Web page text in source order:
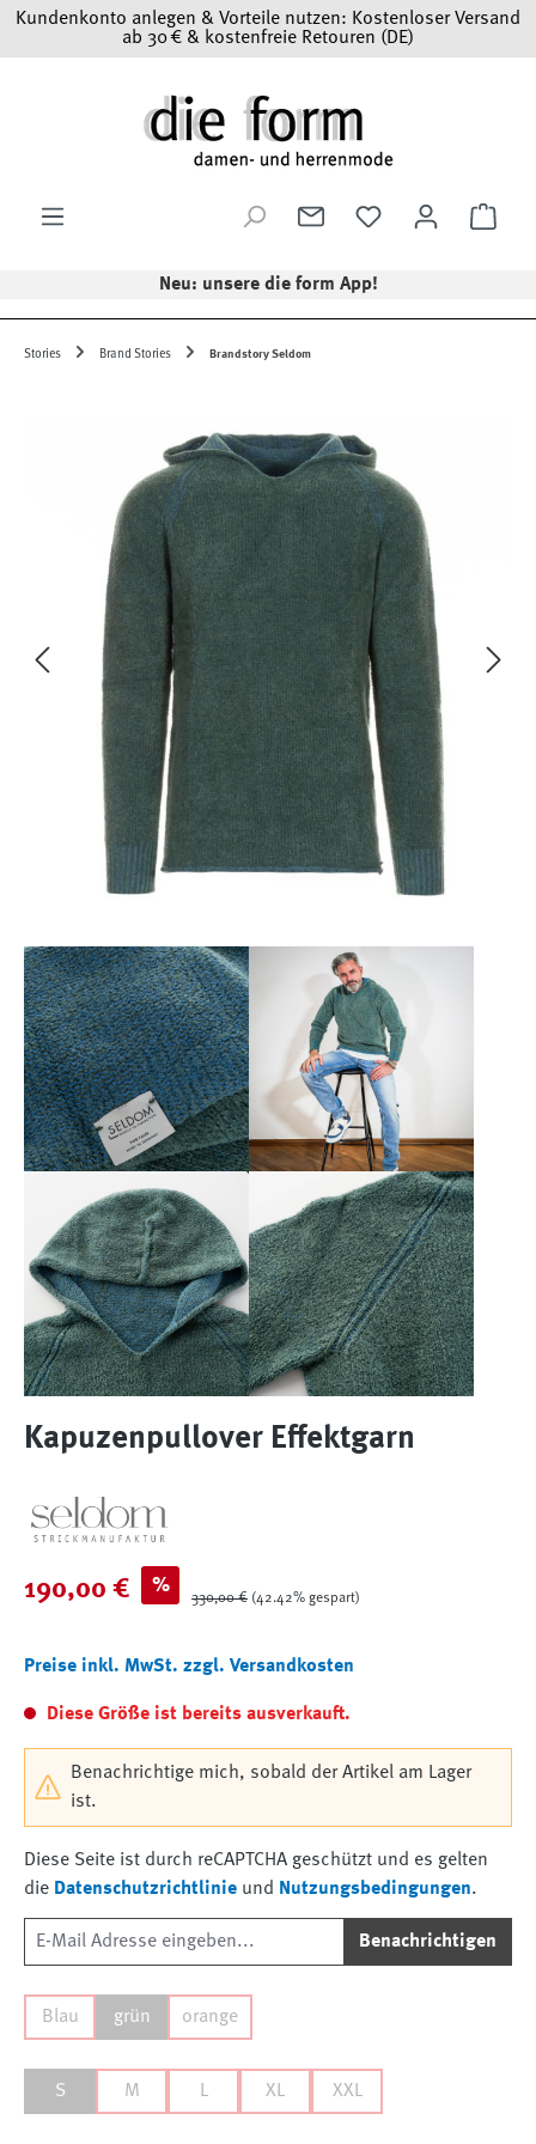
Zum Hauptinhalt springen
Kundenkonto anlegen & Vorteile nutzen: Kostenloser Versand
ab 30 € & kostenfreie Retouren (DE)
Neu: unsere die form App!
Stories Brand Stories Brandstory Seldom
Kapuzenpullover Effektgarn
Verkaufspreis:
190,00 € %
Regulärer Preis:
330,00 € (42.42% gespart)
Preise inkl. MwSt. zzgl. Versandkosten
Diese Größe ist bereits ausverkauft.
Benachrichtige mich, sobald der Artikel am Lager
ist.
Diese Seite ist durch reCAPTCHA geschützt und es gelten
die Datenschutzrichtlinie und Nutzungsbedingungen.
Benachrichtigen
Blau grün orange
S M L XL XXL